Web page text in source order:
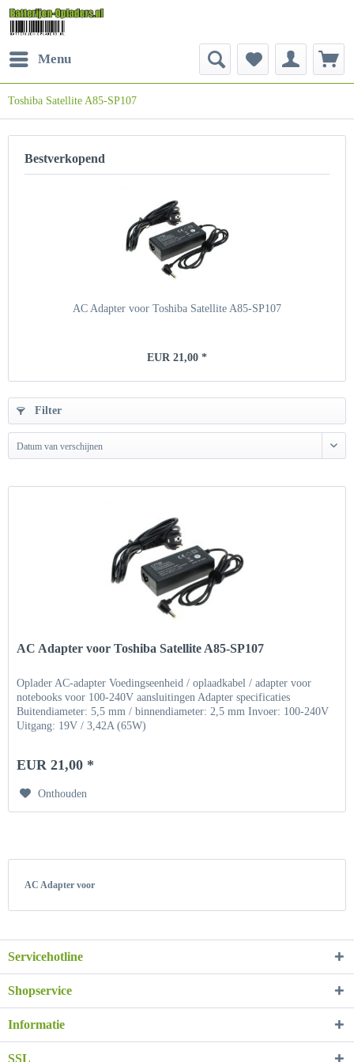
Menu
Toshiba Satellite A85-SP107
Bestverkopend
AC Adapter voor Toshiba Satellite A85-SP107
EUR 21,00 *
Filter
Datum van verschijnen
AC Adapter voor Toshiba Satellite A85-SP107
Oplader AC-adapter Voedingseenheid / oplaadkabel / adapter voor
notebooks voor 100-240V aansluitingen Adapter specificaties
Buitendiameter: 5,5 mm / binnendiameter: 2,5 mm Invoer: 100-240V
Uitgang: 19V / 3,42A (65W)
EUR 21,00 *
Onthouden
AC Adapter voor
Servicehotline
Shopservice
Informatie
SSL